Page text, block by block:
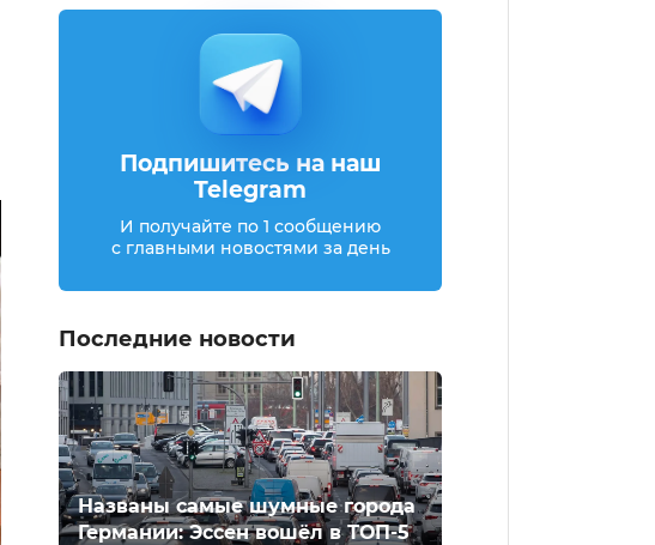
Подпишитесь на наш
Telegram
И получайте по 1 сообщению
с главными новостями за день
Последние новости
Названы самые шумные города
Германии: Эссен вошёл в ТОП-5